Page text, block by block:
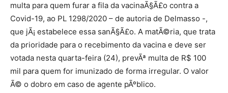
multa para quem furar a fila da vacinaÃ§Ã£o contra a
Covid-19, ao PL 1298/2020 – de autoria de Delmasso -,
que jÃ¡ estabelece essa sanÃ§Ã£o. A matÃ©ria, que trata
da prioridade para o recebimento da vacina e deve ser
votada nesta quarta-feira (24), prevÃª multa de R$ 100
mil para quem for imunizado de forma irregular. O valor
Ã© o dobro em caso de agente pÃºblico.